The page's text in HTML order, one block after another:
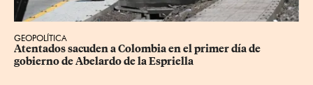
GEOPOLÍTICA
Atentados sacuden a Colombia en el primer día de
gobierno de Abelardo de la Espriella